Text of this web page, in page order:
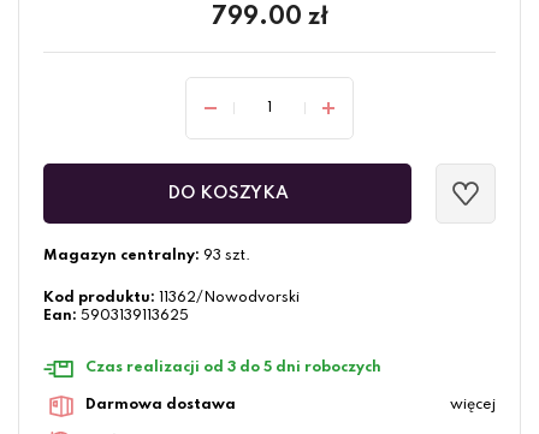
799.00 zł
DO KOSZYKA
Magazyn centralny: 93 szt.
Kod produktu:
11362/Nowodvorski
Ean: 5903139113625
Czas realizacji od 3 do 5 dni roboczych
Darmowa dostawa więcej